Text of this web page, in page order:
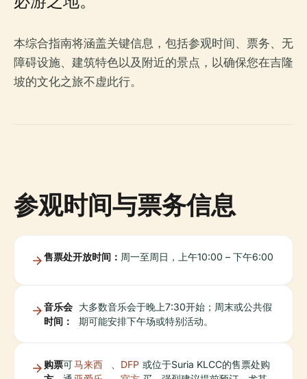
本综合指南将涵盖关键信息，包括参观时间、票务、无
障碍设施、建筑特色以及附近的景点，以确保您在吉隆
坡的文化之旅不虚此行。
参观时间与票务信息
售票处开放时间： 周一至周日，上午10:00 – 下午6:00
音乐会
时间：
大多数音乐会于晚上7:30开始；周末或公共假
期可能安排下午场或特别活动。
购票可马来西
DFP 或位于Suria KLCC的售票处购